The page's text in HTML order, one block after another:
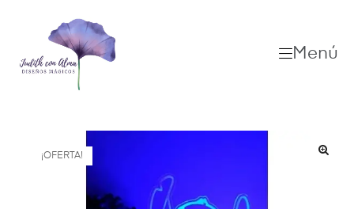
Menú
¡OFERTA!